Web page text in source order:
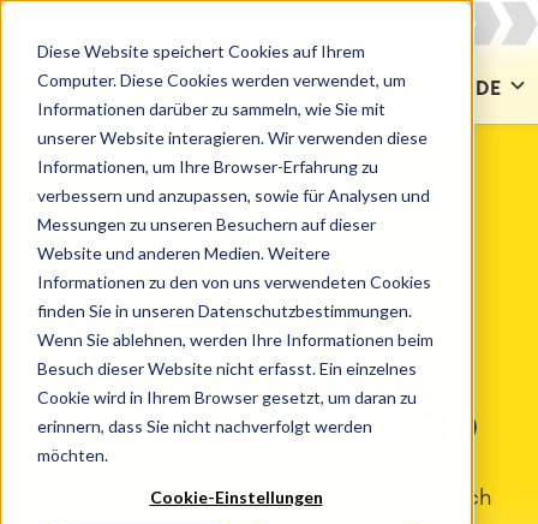
Diese Website speichert Cookies auf Ihrem
Computer. Diese Cookies werden verwendet, um
Informationen darüber zu sammeln, wie Sie mit
unserer Website interagieren. Wir verwenden diese
Informationen, um Ihre Browser-Erfahrung zu
verbessern und anzupassen, sowie für Analysen und
Messungen zu unseren Besuchern auf dieser
Website und anderen Medien. Weitere
Informationen zu den von uns verwendeten Cookies
finden Sie in unseren Datenschutzbestimmungen.
Wenn Sie ablehnen, werden Ihre Informationen beim
Besuch dieser Website nicht erfasst. Ein einzelnes
Cookie wird in Ihrem Browser gesetzt, um daran zu
erinnern, dass Sie nicht nachverfolgt werden
möchten.
Cookie-Einstellungen
KONTAKT DE
INTEGRATIONEN SAP® Jira-Integration
Integration der
Ökosysteme von
Atlassian und SAP®
Entdecken Sie ein neues Maß an Effizienz durch